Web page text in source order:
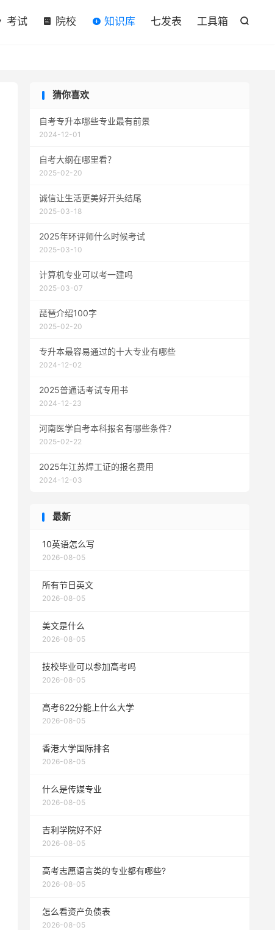

考试 院校 知识库 七发表 工具箱
猜你喜欢
自考专升本哪些专业最有前景
2024-12-01
自考大纲在哪里看？
2025-02-20
诚信让生活更美好开头结尾
2025-03-18
2025年环评师什么时候考试
2025-03-10
计算机专业可以考一建吗
2025-03-07
琵琶介绍100字
2025-02-20
专升本最容易通过的十大专业有哪些
2024-12-02
2025普通话考试专用书
2024-12-23
河南医学自考本科报名有哪些条件？
2025-02-22
2025年江苏焊工证的报名费用
2024-12-03
最新
10英语怎么写
2026-08-05
所有节日英文
2026-08-05
美文是什么
2026-08-05
技校毕业可以参加高考吗
2026-08-05
高考622分能上什么大学
2026-08-05
香港大学国际排名
2026-08-05
什么是传媒专业
2026-08-05
吉利学院好不好
2026-08-05
高考志愿语言类的专业都有哪些?
2026-08-05
怎么看资产负债表
2026-08-05